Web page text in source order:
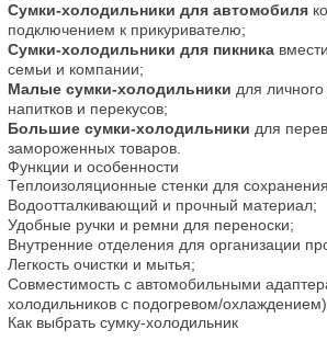
Сумки-холодильники для автомобиля
подключением к прикуривателю;
Сумки-холодильники для пикника
семьи и компании;
Малые сумки-холодильники для личного
напитков и перекусов;
Большие сумки-холодильники для
замороженных товаров.
Функции и особенности
Теплоизоляционные стенки для
Водоотталкивающий и прочный материал;
Удобные ручки и ремни для переноски;
Внутренние отделения для организации
Легкость очистки и мытья;
Совместимость с автомобильными
холодильников с подогревом/охлаждением).
Как выбрать сумку-холодильник